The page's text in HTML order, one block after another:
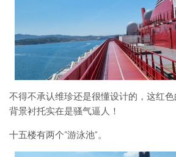
不得不承认维珍还是很懂设计的，这红
背景衬托实在是骚气逼人！
十五楼有两个“游泳池”。